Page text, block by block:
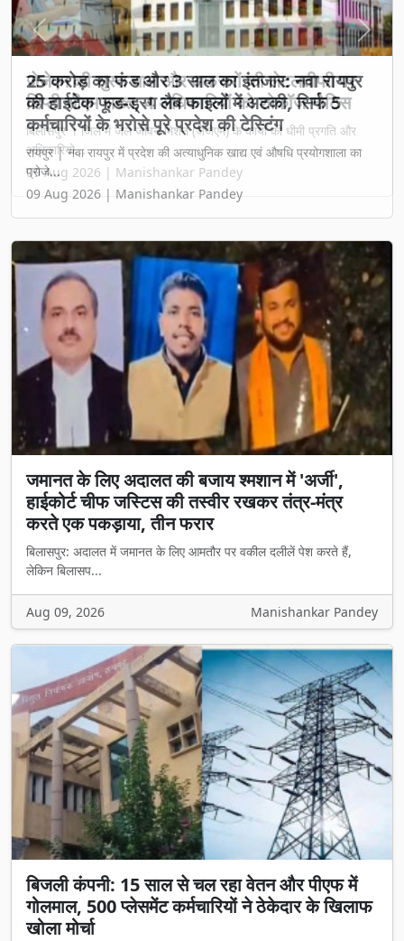
25 करोड़ का फंड और 3 साल का इंतजार: नवा रायपुर
की हाईटेक फूड-ड्रग लैब फाइलों में अटकी, सिर्फ 5
कर्मचारियों के भरोसे पूरे प्रदेश की टेस्टिंग
रायपुर | नवा रायपुर में प्रदेश की अत्याधुनिक खाद्य एवं औषधि प्रयोगशाला का
प्रोजे...
09 Aug 2026 | Manishankar Pandey
Previous Next
जमानत के लिए अदालत की बजाय श्मशान में 'अर्जी',
हाईकोर्ट चीफ जस्टिस की तस्वीर रखकर तंत्र-मंत्र
करते एक पकड़ाया, तीन फरार
बिलासपुर: अदालत में जमानत के लिए आमतौर पर वकील दलीलें पेश करते हैं,
लेकिन बिलासप...
Aug 09, 2026 Manishankar Pandey
बिजली कंपनी: 15 साल से चल रहा वेतन और पीएफ में
गोलमाल, 500 प्लेसमेंट कर्मचारियों ने ठेकेदार के खिलाफ
खोला मोर्चा